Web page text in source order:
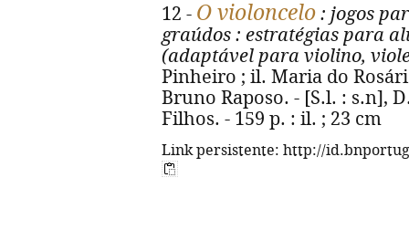
12 - O violoncelo : jogos
graúdos : estratégias para
(adaptável para violino,
Pinheiro ; il. Maria do
Bruno Raposo. - [S.l. : s.n],
Filhos. - 159 p. : il. ; 23 cm
Link persistente: http://